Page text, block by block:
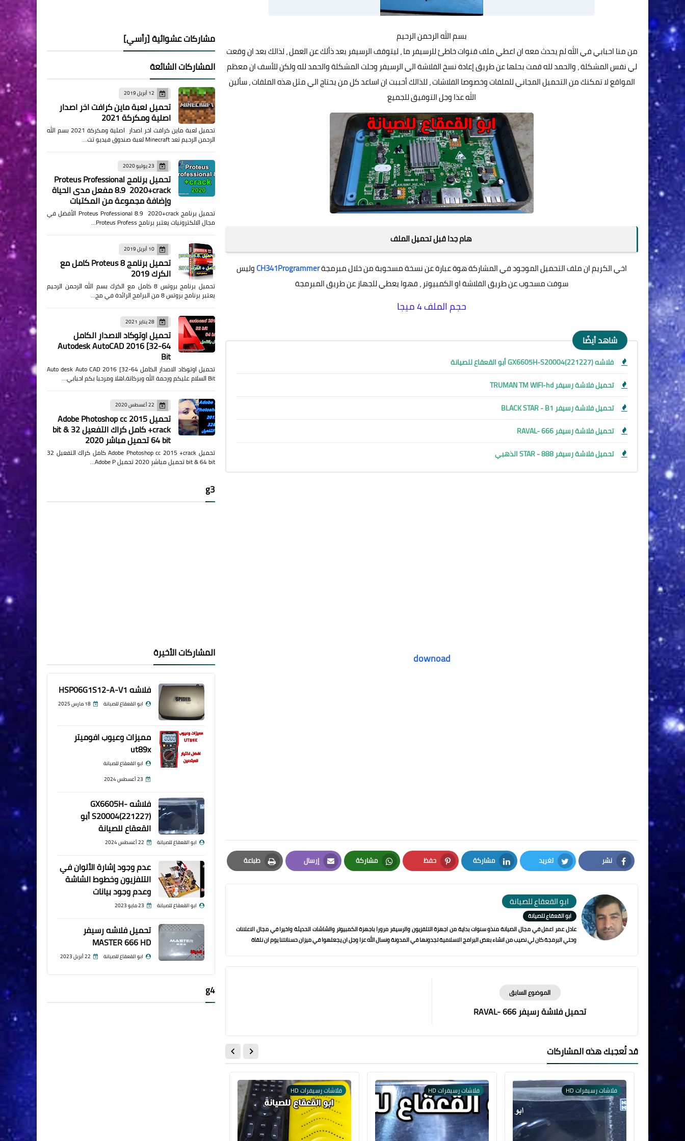
بسم الله الرحمن الرحيم
من منا احبابي في الله لم يحدث معه ان اعطي ملف قنوات خاطئ للرسيفر ما ، ليتوقف الرسيفر بعد ذألك عن العمل ، لذالك بعد ان وقعت
لي نفس المشكلة ، والحمد لله قمت بحلها عن طريق إعادة نسخ الفلاشة الي الرسيفر وحلت المشكلة والحمد لله ولكن للأسف ان معظم
المواقع لا تمكنك من التحميل المجاني للملفات وخصوصا الفلاشات ، للذالك أحببت ان اساعد كل من يحتاج الي مثل هذه الملفات ، سألين
الله عذا وجل التوفيق للجميع
هام جدا قبل تحميل الملف
اخي الكريم ان ملف التحميل الموجود في المشاركة هوة عبارة عن نسخة مسحوبة من خلال مبرمجةCH341Programmerوليس
سوفت مسحوب عن طريق الفلاشة او الكمبيوتر ، فهوا يعطي للجهاز عن طريق المبرمجة
حجم الملف 4 ميجا
شاهد أيضًا
فلاشه GX6605H-S20004(221227) أبو القعقاع للصيانة
تحميل فلاشة رسيفر TRUMAN TM WIFI-hd
تحميل فلاشة رسيفر BLACK STAR - B1
تحميل فلاشة رسيفر RAVAL- 666
تحميل فلاشة رسيفر STAR - 888 الذهبي
downoad
نشر
Facebook
تغريد
Twitter
مشاركة
LinkedIn
حفظ
Pinterest
مشاركة
Whatsapp
إرسال
Email
طباعة
Print
ابو القعقاع للصيانة
ابو القعقاع للصيانة
عادل عمر اعمل في مجال الصيانة منذو سنوات بداية من اجهزة التلفزيون والرسيفر مرورا باجهزة الكمبيوتر والشاشات الحديثة واخيرا في مجال الاعلانات
وحتي البرمجة كان لي نصيب من انشاء بعض البرامج الاسلامية تجدونها في المدونة ونسال الله عزا وجل ان يجعلهوا في ميزان حسنانتنا يوم ان نلقاة
الموضوع السابق
تحميل فلاشة رسيفر RAVAL- 666
قد تُعجبك هذه المشاركات
فلاشات رسيفرات HD فلاشات رسيفرات HD فلاشات رسيفرات HD
مشاركات عشوائية [رأسي]
المشاركات الشائعة
12 أبريل 2019
تحميل لعبة ماين كرافت اخر اصدار
اصلية ومكركة 2021
تحميل لعبة ماين كرافت اخر اصدار اصلية ومكركة 2021 بسم الله
الرحمن الرحيم تعد Minecraft لعبة صندوق فيديو تت…
23 يوليو 2020
تحميل برنامج Proteus Professional
8.9 2020+crack مفعل مدى الحياة
وإضافة مجموعة من المكتبات
تحميل برنامج Proteus Professional 8.9 2020+crack الأفضل في
مجال الالكترونيات يعتبر برنامج Proteus Profess…
10 أبريل 2019
تحميل برنامج Proteus 8 كامل مع
الكرك 2019
تحميل برنامج بروتس 8 كامل مع الكرك بسم الله الرحمن الرحيم
يعتبر برنامج بروتس 8 من البرامج الرائدة في مج…
28 يناير 2021
تحميل اوتوكاد الاصدار الكامل
Autodesk AutoCAD 2016 [32-64
Bit
تحميل اوتوكاد الاصدار الكامل Auto desk Auto CAD 2016 [32-64
Bit السلام عليكم ورحمة الله وبركاتة،اهلا ومرحبا بكم احبابي…
22 أغسطس 2020
تحميل Adobe Photoshop cc 2015
+crack كامل كراك التفعيل 32 bit &
64 bit تحميل مباشر 2020
تحميل Adobe Photoshop cc 2015 +crack كامل كراك التفعيل 32
bit & 64 bit تحميل مباشر 2020 تحميل Adobe P…
g3
المشاركات الأخيرة
فلاشه HSP06G1S12-A-V1
ابو القعقاع للصيانة 18 مارس 2025
مميزات وعيوب افوميتر
ut89x
ابو القعقاع للصيانة
23 أغسطس 2024
فلاشه GX6605H-
S20004(221227) أبو
القعقاع للصيانة
ابو القعقاع للصيانة 22 أغسطس 2024
عدم وجود إشارة الألوان في
التلفزيون وخطوط الشاشة
وعدم وجود بيانات
ابو القعقاع للصيانة 23 مايو 2023
تحميل فلاشه رسيفر
MASTER 666 HD
ابو القعقاع للصيانة 22 أبريل 2023
g4